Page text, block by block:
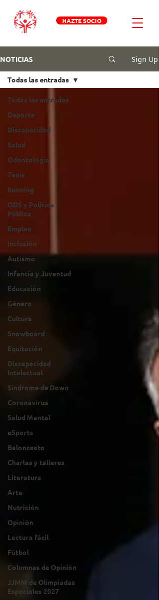
HAZTE SOCIO
NOTICIAS Sign Up
Todas las entradas
Deporte
Discapacidad
Salud
Odontologia
Tenis
Running
ODS y Política
Pública
Empleo
Inclusión
Autismo
Infancia y Juventud
Educación
Género
Cultura
Snowboard
Equitación
Discapacidad
Intelectual
Síndrome de Down
Coronavirus
Salud Mental
eSports
Baloncesto
Charlas y talleres
Literatura
Arte
Nutrición
Opinión
Lectura fácil
Fútbol
Columnas de Opinión
JJMM de Olimpiadas
Especiales 2027
Todas las entradas